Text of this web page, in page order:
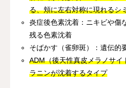
る、頬に左右対称に現れるシ
炎症後色素沈着：ニキビや傷
残る色素沈着
そばかす（雀卵斑）：遺伝的
ADM（後天性真皮メラノサ
ラニンが沈着するタイプ